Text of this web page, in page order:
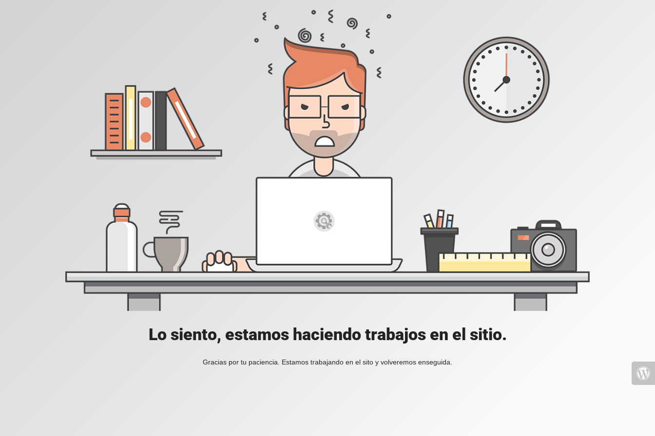
Lo siento, estamos haciendo trabajos en el sitio.
Gracias por tu paciencia. Estamos trabajando en el sito y volveremos enseguida.